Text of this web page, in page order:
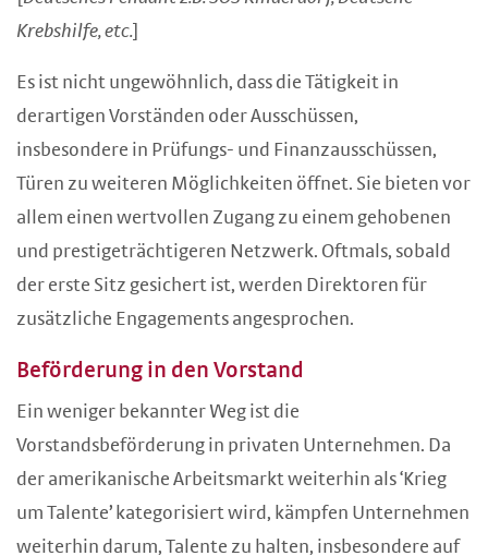
Krebshilfe, etc.
Es ist nicht ungewöhnlich, dass die Tätigkeit in
derartigen Vorständen oder Ausschüssen,
insbesondere in Prüfungs- und Finanzausschüssen,
Türen zu weiteren Möglichkeiten öffnet. Sie bieten vor
allem einen wertvollen Zugang zu einem gehobenen
und prestigeträchtigeren Netzwerk. Oftmals, sobald
der erste Sitz gesichert ist, werden Direktoren für
zusätzliche Engagements angesprochen.
Beförderung in den Vorstand
Ein weniger bekannter Weg ist die
Vorstandsbeförderung in privaten Unternehmen. Da
der amerikanische Arbeitsmarkt weiterhin als ‘Krieg
um Talente’ kategorisiert wird, kämpfen Unternehmen
weiterhin darum, Talente zu halten, insbesondere auf